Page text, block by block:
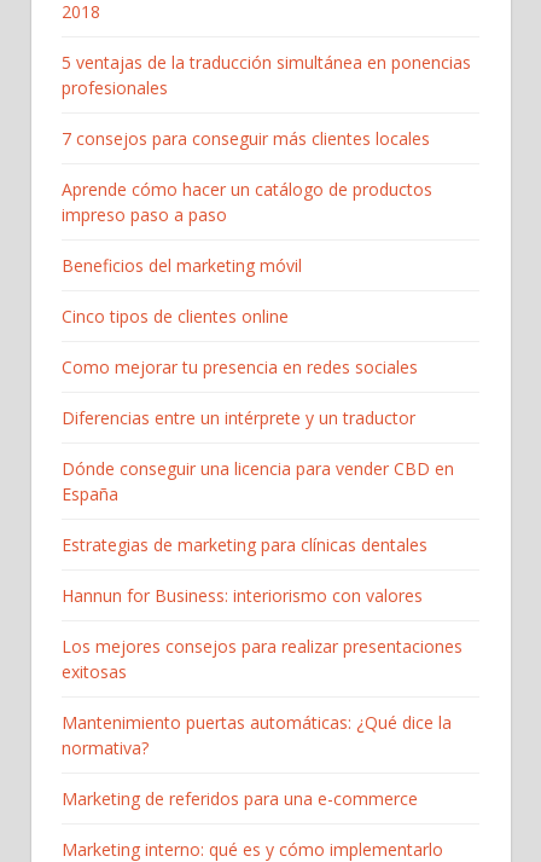
2018
5 ventajas de la traducción simultánea en ponencias
profesionales
7 consejos para conseguir más clientes locales
Aprende cómo hacer un catálogo de productos
impreso paso a paso
Beneficios del marketing móvil
Cinco tipos de clientes online
Como mejorar tu presencia en redes sociales
Diferencias entre un intérprete y un traductor
Dónde conseguir una licencia para vender CBD en
España
Estrategias de marketing para clínicas dentales
Hannun for Business: interiorismo con valores
Los mejores consejos para realizar presentaciones
exitosas
Mantenimiento puertas automáticas: ¿Qué dice la
normativa?
Marketing de referidos para una e-commerce
Marketing interno: qué es y cómo implementarlo